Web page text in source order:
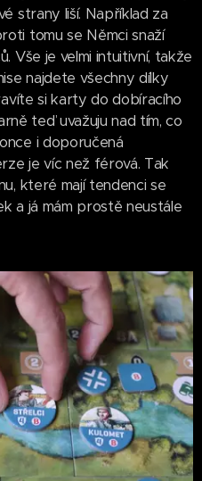
strany liší. Například za
tomu se Němci snaží
Vše je velmi intuitivní, takže
najdete všechny dílky
si karty do dobíracího
teď uvažuju nad tím, co
i doporučená
je víc než férová. Tak
které mají tendenci se
a já mám prostě neustále